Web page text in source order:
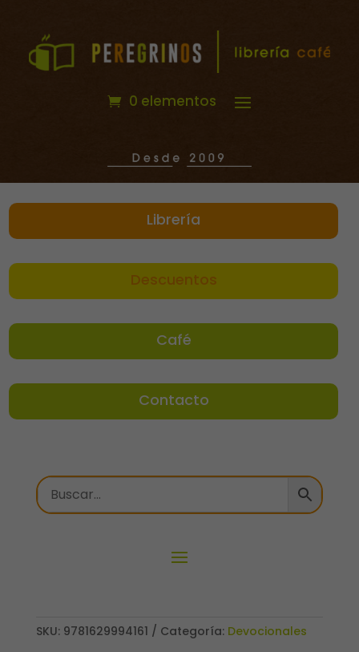
0 elementos
Librería
Descuentos
Café
Contacto
SKU: 9781629994161 Categoría: Devocionales